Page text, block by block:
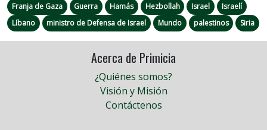
Franja de Gaza
Guerra Hamás Hezbollah Israel
Israelí
Líbano
ministro de Defensa de Israel Mundo palestinos Siria
Acerca de Primicia
¿Quiénes somos?
Visión y Misión
Contáctenos